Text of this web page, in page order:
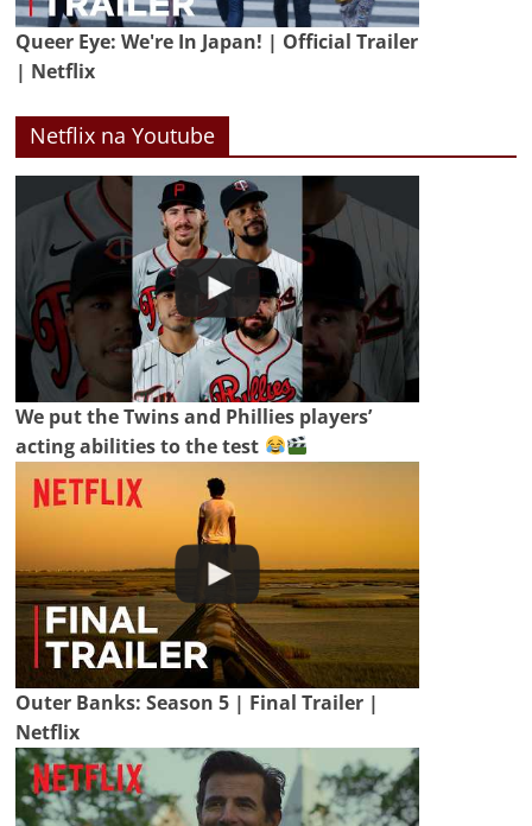
Queer Eye: We're In Japan! | Official Trailer
| Netflix
Netflix na Youtube
We put the Twins and Phillies players’
acting abilities to the test
Outer Banks: Season 5 | Final Trailer |
Netflix